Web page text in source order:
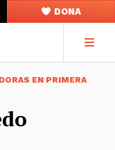
DONA
EN PRIMERA